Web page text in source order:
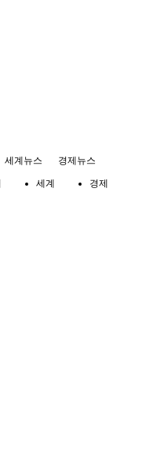
세계뉴스
세계
경제뉴스
경제